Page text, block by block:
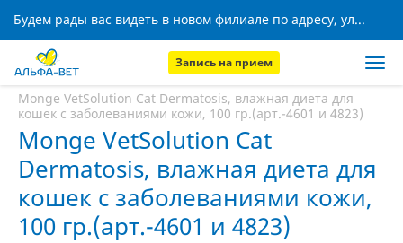
Будем рады вас видеть в новом филиале по адресу, ул. Кижеватова, 8!
Запись на прием
Главная
Monge VetSolution Cat Dermatosis, влажная диета для
кошек с заболеваниями кожи, 100 гр.(арт.-4601 и 4823)
Monge VetSolution Cat
Dermatosis, влажная диета для
кошек с заболеваниями кожи,
100 гр.(арт.-4601 и 4823)